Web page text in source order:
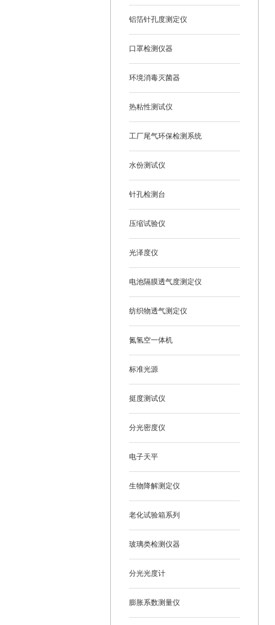
铝箔针孔度测定仪
口罩检测仪器
环境消毒灭菌器
热粘性测试仪
工厂尾气环保检测系统
水份测试仪
针孔检测台
压缩试验仪
光泽度仪
电池隔膜透气度测定仪
纺织物透气测定仪
氮氢空一体机
标准光源
挺度测试仪
分光密度仪
电子天平
生物降解测定仪
老化试验箱系列
玻璃类检测仪器
分光光度计
膨胀系数测量仪